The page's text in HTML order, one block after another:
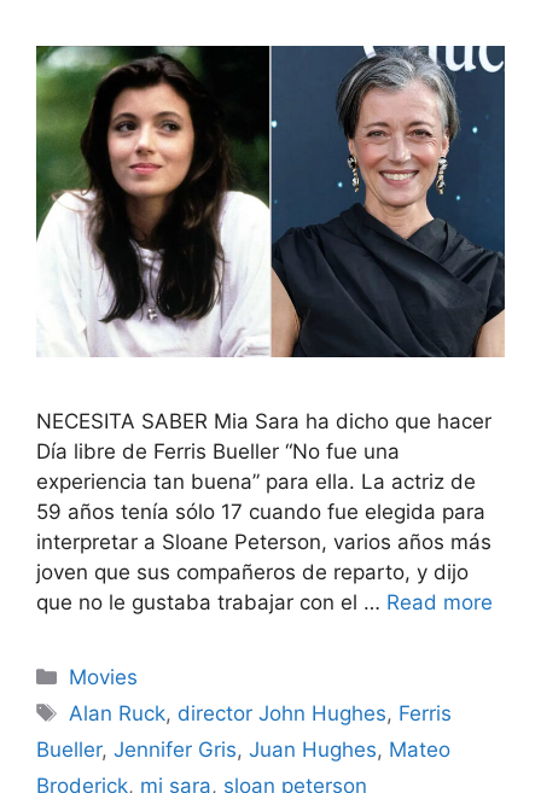
NECESITA SABER Mia Sara ha dicho que hacer
Día libre de Ferris Bueller “No fue una
experiencia tan buena” para ella. La actriz de
59 años tenía sólo 17 cuando fue elegida para
interpretar a Sloane Peterson, varios años más
joven que sus compañeros de reparto, y dijo
que no le gustaba trabajar con el … Read more
Categories
Movies
Tags
Alan Ruck, director John Hughes, Ferris
Bueller, Jennifer Gris, Juan Hughes, Mateo
Broderick, mi sara, sloan peterson